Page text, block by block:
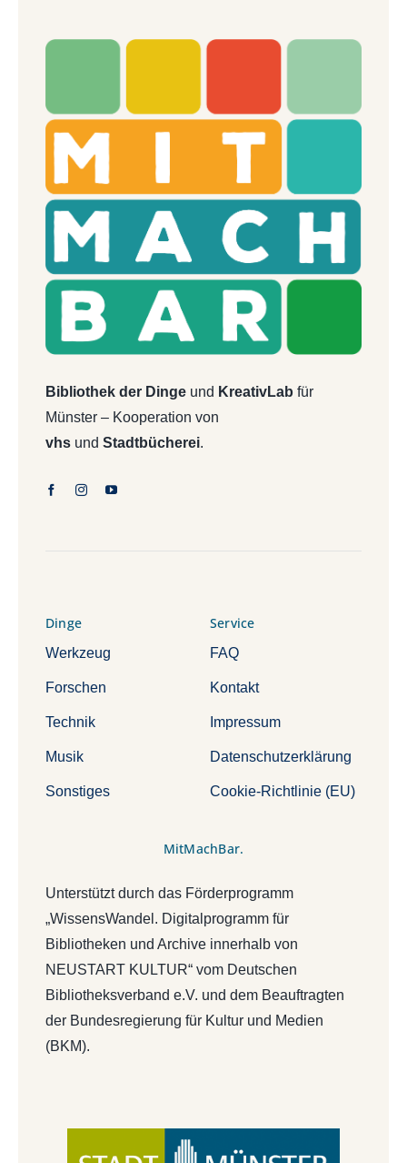
Bibliothek der Dingeund KreativLab für
Münster – Kooperation von
vhsund Stadtbücherei.
Dinge
Werkzeug
Forschen
Technik
Musik
Sonstiges
Service
FAQ
Kontakt
Impressum
Datenschutzerklärung
Cookie-Richtlinie (EU)
MitMachBar.
Unterstützt durch das Förderprogramm
„WissensWandel. Digitalprogramm für
Bibliotheken und Archive innerhalb von
NEUSTART KULTUR“ vom Deutschen
Bibliotheksverband e.V. und dem Beauftragten
der Bundesregierung für Kultur und Medien
(BKM).